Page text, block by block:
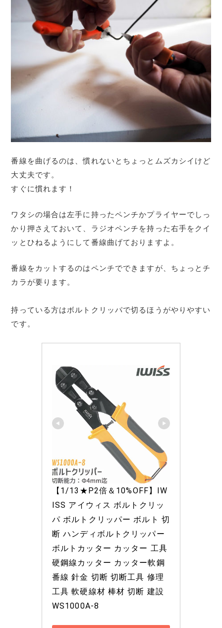
番線を曲げるのは、慣れないとちょっとムズカシイけど
大丈夫です。
すぐに慣れます！
ワタシの場合は左手に持ったペンチかプライヤーでしっ
かり押さえておいて、ラジオペンチを持った右手をクイ
ッとひねるようにして番線曲げておりますよ。
番線をカットするのはペンチでできますが、ちょっとチ
カラが要ります。
持っている方はボルトクリッパで切るほうがやりやすい
です。
【1/13★P2倍＆10%OFF】IW
ISS アイウィス ボルトクリッ
パ ボルトクリッパー ボルト 切
断 ハンディボルトクリッパー
ボルトカッター カッター 工具
硬鋼線カッター カッター軟鋼
番線 針金 切断 切断工具 修理
工具 軟硬線材 棒材 切断 建設
WS1000A-8